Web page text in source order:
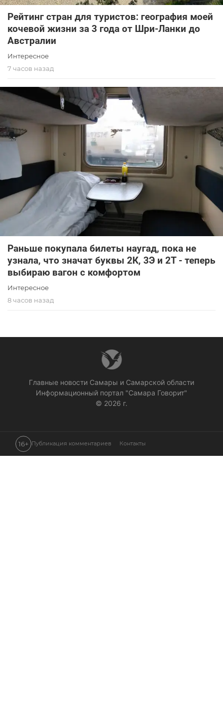
Рейтинг стран для туристов: география моей
кочевой жизни за 3 года от Шри-Ланки до
Австралии
Интересное
7 часов назад
Раньше покупала билеты наугад, пока не
узнала, что значат буквы 2К, 3Э и 2Т - теперь
выбираю вагон с комфортом
Интересное
8 часов назад
Главные новости Самары и Самарской области
Информационный портал "Самара Говорит"
© 2026 г.
16+ Публикация комментариев Контакты